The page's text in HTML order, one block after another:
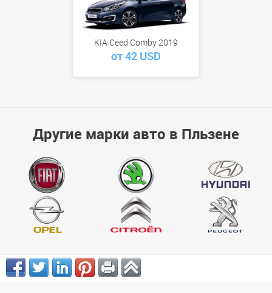
KIA Ceed Comby 2019
от 42 USD
Другие марки авто в Пльзене